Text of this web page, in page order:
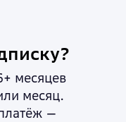
месяцев
месяц.
—